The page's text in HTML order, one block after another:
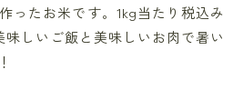
ったお米です。1kg当たり税込み
しいご飯と美味しいお肉で暑い